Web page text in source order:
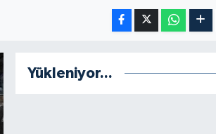
Yükleniyor...